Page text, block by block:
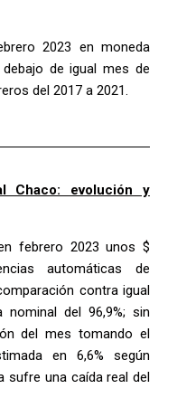
2023 en moneda
de igual mes de
del 2017 a 2021.
Chaco: evolución y
febrero 2023 unos $
automáticas de
contra igual
del 96,9%; sin
del mes tomando el
en 6,6% según
sufre una caída real del